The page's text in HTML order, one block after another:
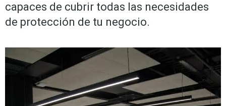
capaces de cubrir todas las necesidades
de protección de tu negocio.